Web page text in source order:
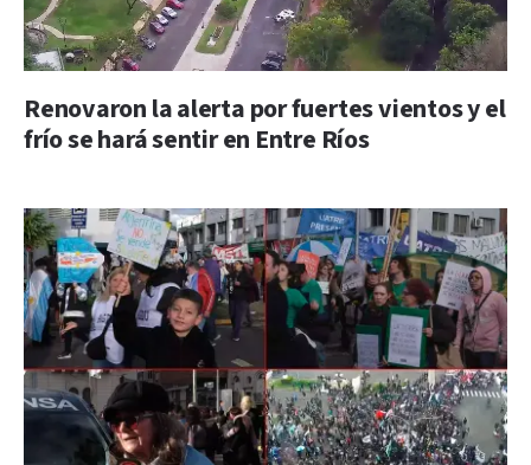
Renovaron la alerta por fuertes vientos y el
frío se hará sentir en Entre Ríos